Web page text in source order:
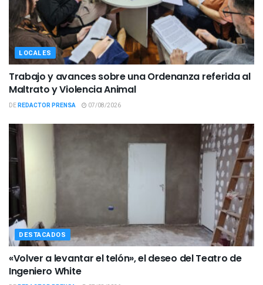
LOCALES
Trabajo y avances sobre una Ordenanza referida al
Maltrato y Violencia Animal
DEREDACTOR PRENSA 07/08/2026
DESTACADOS
«Volver a levantar el telón», el deseo del Teatro de
Ingeniero White